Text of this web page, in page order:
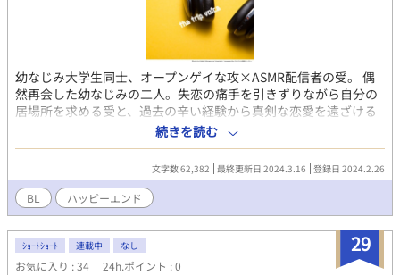
幼なじみ大学生同士、オープンゲイな攻×ASMR配信者の受。 偶
然再会した幼なじみの二人。失恋の痛手を引きずりながら自分の
居場所を求める受と、過去の辛い経験から真剣な恋愛を遠ざける
ようになってしまった攻が幸せになるまでのお話です。 毎日18時
頃更新。 3/16、完結しました。
続きを読む
文字数 62,382 最終更新日 2024.3.16 登録日 2024.2.26
BL ハッピーエンド
29
ｼｮｰﾄｼｮｰﾄ 連載中 なし
お気に入り : 34 24h.ポイント : 0